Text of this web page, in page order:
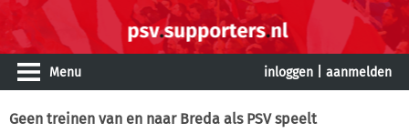
Menu inloggen aanmelden
Geen treinen van en naar Breda als PSV speelt